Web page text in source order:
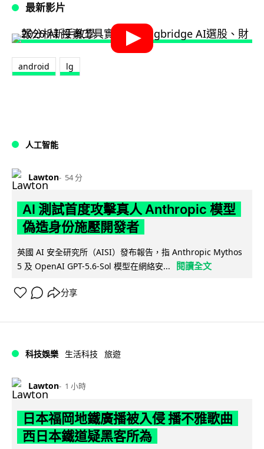
最新影片
android lg
人工智能
Lawton 54 分
AI 測試首度攻擊真人 Anthropic 模型
偽造身份施壓開發者
英國 AI 安全研究所（AISI）發布報告，指 Anthropic Mythos
5 及 OpenAI GPT-5.6-Sol 模型在網絡安...
閱讀全文
分享
科技娛樂 生活科技 旅遊
Lawton 1 小時
日本福岡地鐵廣播被入侵 播不雅歌曲
西日本鐵道疑黑客所為